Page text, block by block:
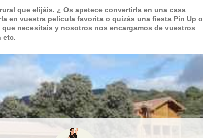
que elijáis. ¿ Os apetece convertirla en una casa
en vuestra película favorita o quizás una fiesta Pin Up o
necesitais y nosotros nos encargamos de vuestros
etc.